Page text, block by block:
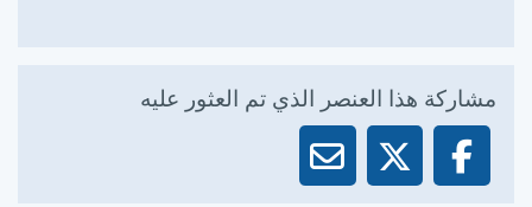
مشاركة هذا العنصر الذي تم العثور عليه